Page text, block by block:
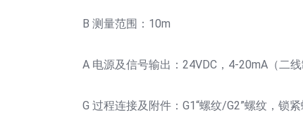
B 测量范围：10m
A 电源及信号输出：24VDC，4-20mA（二线
G 过程连接及附件：G1“螺纹/G2”螺纹，锁紧